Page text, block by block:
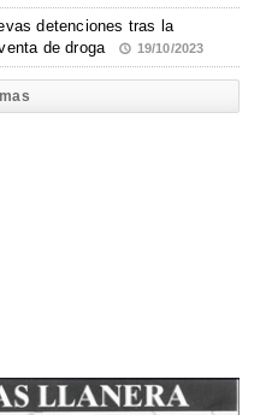
detenciones tras la
de droga
19/10/2023